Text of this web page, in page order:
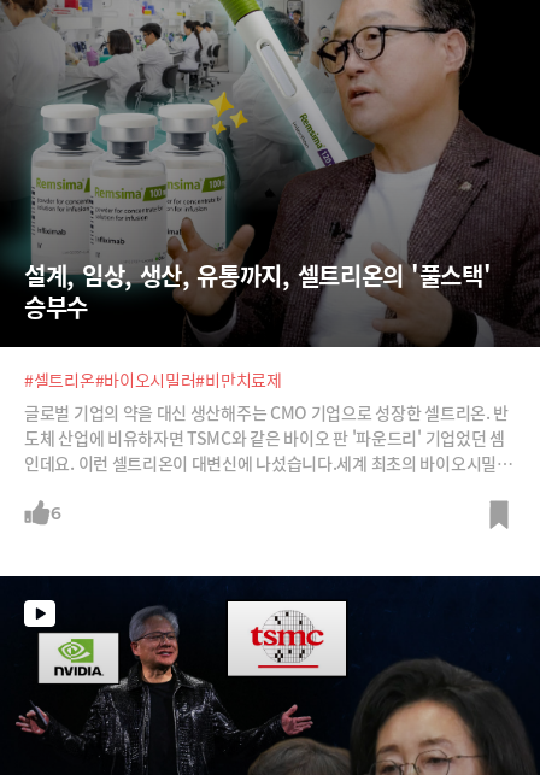
설계, 임상, 생산, 유통까지, 셀트리온의 '풀스택'
승부수
#셀트리온#바이오시밀러#비만치료제
글로벌 기업의 약을 대신 생산해주는 CMO 기업으로 성장한 셀트리온. 반
도체 산업에 비유하자면 TSMC와 같은 바이오 판 '파운드리' 기업었던 셈
인데요. 이런 셀트리온이 대변신에 나섰습니다.세계 최초의 바이오시밀러
탕으로, 이제는 신약 설계부터 생산, 유통까지 '풀스택 전략'을 들고 나섰습
산 기업에서 글로벌 리더가 되겠다는 셀트리온의 전략을 기우성 부회장에
게 들어봅니다.
6